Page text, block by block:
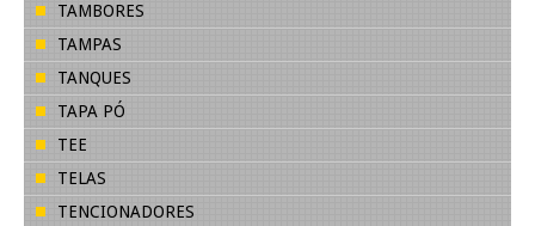
TAMBORES
TAMPAS
TANQUES
TAPA PÓ
TEE
TELAS
TENCIONADORES